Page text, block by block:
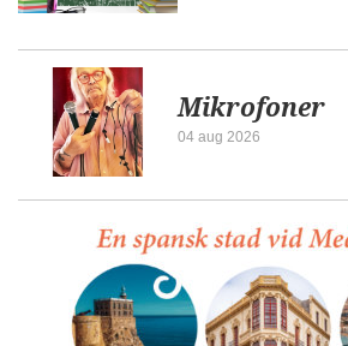
Mikrofoner
04 aug 2026